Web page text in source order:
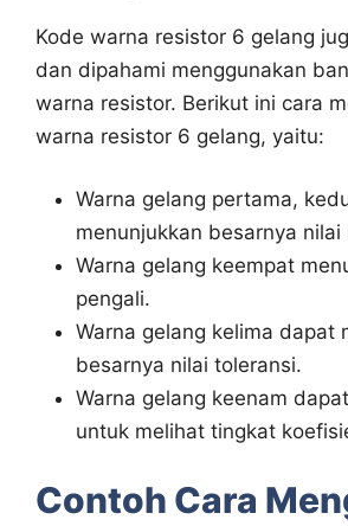
Kode warna resistor 6 gelang
dan dipahami menggunakan
warna resistor. Berikut ini cara
warna resistor 6 gelang, yaitu:
Warna gelang pertama,
menunjukkan besarnya nilai
Warna gelang keempat
pengali.
Warna gelang kelima dapat
besarnya nilai toleransi.
Warna gelang keenam
untuk melihat tingkat
Contoh Cara